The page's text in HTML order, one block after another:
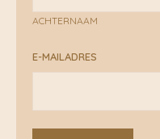
ACHTERNAAM
E-MAILADRES